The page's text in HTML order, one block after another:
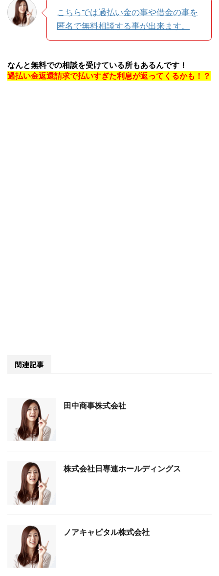
こちらでは過払い金の事や借金の事を
匿名で無料相談する事が出来ます。
なんと無料での相談を受けている所もあるんです！
過払い金返還請求で払いすぎた利息が返ってくるかも！？
関連記事
田中商事株式会社
株式会社日専連ホールディングス
ノアキャピタル株式会社